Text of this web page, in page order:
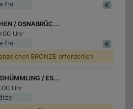
frei
frei
/ Fahrt zum Nettebad mit der DLRG
Uhr
BRONZE erforderlich
/ ESTERWEGEN / Karate für Kids
Uhr